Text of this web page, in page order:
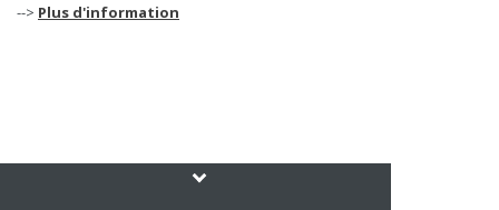
--> Plus d'information